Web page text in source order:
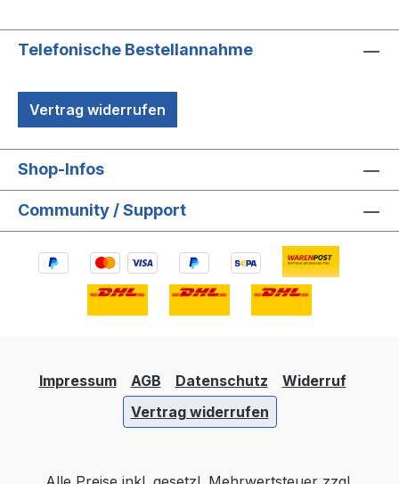
Telefonische Bestellannahme
Vertrag widerrufen
Shop-Infos
Community / Support
Impressum AGB Datenschutz
Widerruf
Vertrag widerrufen